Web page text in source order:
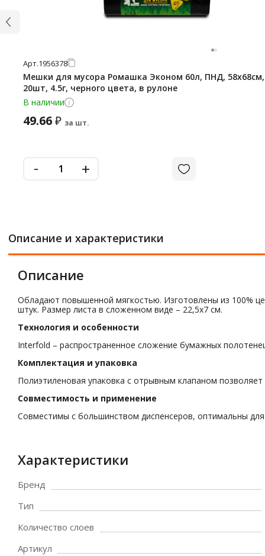
Арт.1956378
Мешки для мусора Ромашка Эконом 60л, ПНД,
20шт, 4.5г, черного цвета, в рулоне
В наличии
49.66₽ за шт.
- +
Описание и характеристики
Описание
Обладают повышенной мягкостью. Изготовлены из 100%
штук. Размер листа в сложенном виде – 22,5х7 см.
Технология и особенности
Interfold – распространенное сложение бумажных
Комплектация и упаковка
Полиэтиленовая упаковка с отрывным клапаном
Совместимость и применение
Совместимы с большинством диспенсеров, оптимальны
Характеристики
Бренд
Тип
Количество слоев
Артикул